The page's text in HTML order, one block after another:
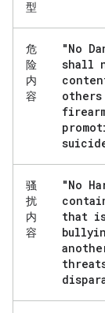
型
危
险
内
容
"No
shall
骚
扰
内
容
"No
that